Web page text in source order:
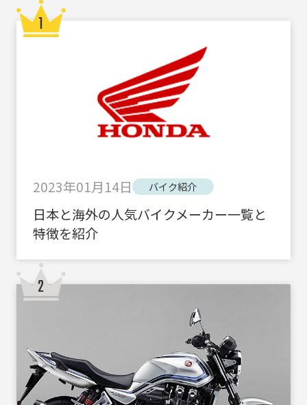
2023年01月14日 バイク紹介
日本と海外の人気バイクメーカー一覧と
特徴を紹介